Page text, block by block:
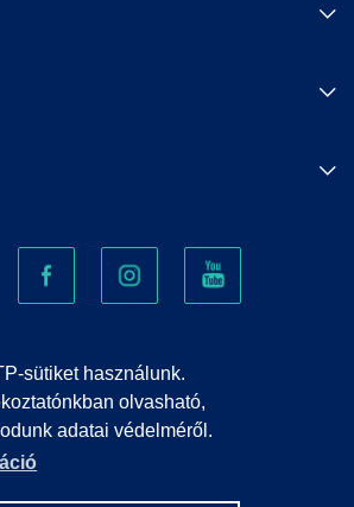
sütiket használunk.
olvasható,
adatai védelméről.
COOKIES
PRIVACY POLICY